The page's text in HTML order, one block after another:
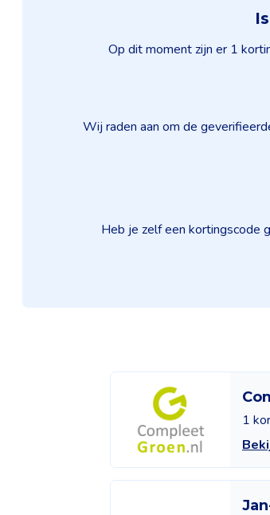
Op dit moment zijn er 1
Wij raden aan om de
Heb je zelf een kortingscode
1